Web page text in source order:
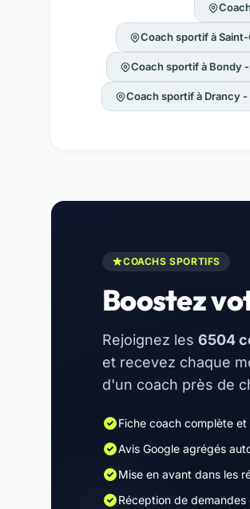
Coach sportif à
Coach sportif à Bondy
Coach sportif à Drancy
COACHS SPORTIFS
Boostez
Rejoignez les 6504
et recevez chaque
d'un coach près de
Fiche coach complète et
Avis Google agrégés
Mise en avant dans les
Réception de